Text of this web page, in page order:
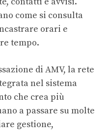
come si consulta
orari e
tempo.
di AMV, la rete
nel sistema
che crea più
a passare su molte
gestione,